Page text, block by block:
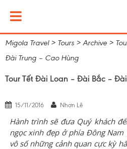
Migola Travel> Tours > Archive >
Đài Trung – Cao Hùng
Tour Tết Đài Loan – Đài Bắc –
15/11/2016 Nhơn Lê
Hành trình sẽ đưa Quý khách
ngọc xinh đẹp ở phía Đông Nam
vô số những cảnh quan cực kỳ